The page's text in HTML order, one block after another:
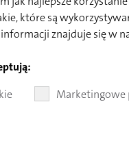
które są
znajduje się w
Marketingowe